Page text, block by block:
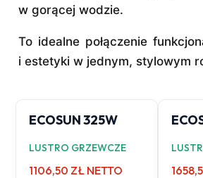
w gorącej wodzie.
To idealne połączenie
i estetyki w jednym, stylowym
ECOSUN 325W
LUSTRO GRZEWCZE
1106,50 ZŁ NETTO